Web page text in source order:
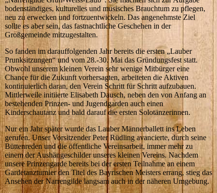
bodenständiges, kulturelles und musisches Brauchtum zu pflegen,
neu zu erwecken und fortzuentwickeln. Das angenehmste Ziel
sollte es aber sein, das fastnachtliche Geschehen in der
Großgemeinde mitzugestalten.
So fanden im darauffolgenden Jahr bereits die ersten „Lauber
Prunksitzungen“ und vom 28.-30. Mai das Gründungsfest statt.
Obwohl unserem kleinen Verein sehr wenige Mitbürger eine
Chance für die Zukunft vorhersagten, arbeiteten die Aktiven
kontinuierlich daran, den Verein Schritt für Schritt aufzubauen.
Mittlerweile initiierte Elisabeth Dausch, neben den von Anfang an
bestehenden Prinzen- und Jugendgarden auch einen
Kinderschautanz und bald darauf die ersten Solotänzerinnen.
Nur ein Jahr später wurde das Lauber Männerballett ins Leben
gerufen. Unser Vorsitzender Peter Rüdling avancierte, durch seine
Büttenreden und die öffentliche Vereinsarbeit, immer mehr zu
einem der Aushängeschilder unseres kleinen Vereins. Nachdem
unsere Prinzengarde bereits bei der ersten Teilnahme an einem
Gardetanzturnier den Titel des Bayrischen Meisters errang, stieg das
Ansehen der Narrengilde langsam auch in der näheren Umgebung.